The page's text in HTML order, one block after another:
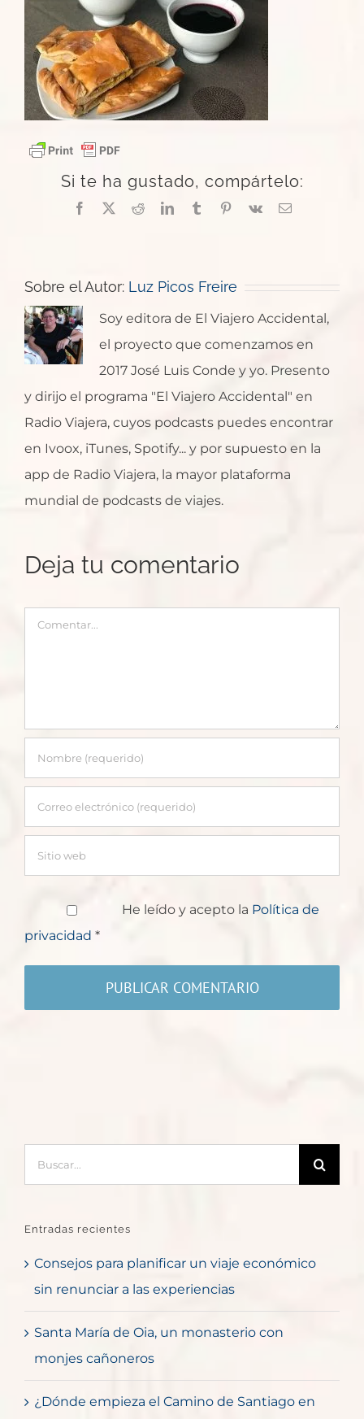
Si te ha gustado, compártelo:
Facebook
X RedditLinkedInTumblrPinterest
Vk
Correo
Sobre el Autor: Luz Picos Freire
Soy editora de El Viajero Accidental,
el proyecto que comenzamos en
2017 José Luis Conde y yo. Presento
y dirijo el programa "El Viajero Accidental" en
Radio Viajera, cuyos podcasts puedes encontrar
en Ivoox, iTunes, Spotify... y por supuesto en la
app de Radio Viajera, la mayor plataforma
mundial de podcasts de viajes.
Deja tu comentario
Comentar
He leído y acepto la Política de
privacidad *
Entradas recientes
Consejos para planificar un viaje económico
sin renunciar a las experiencias
Santa María de Oia, un monasterio con
monjes cañoneros
¿Dónde empieza el Camino de Santiago en